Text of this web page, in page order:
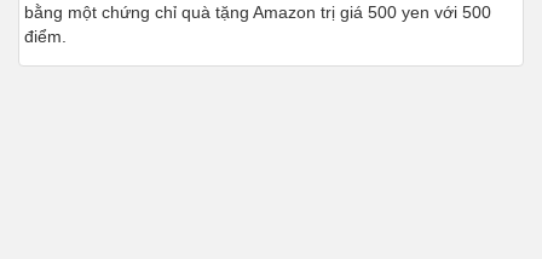
bằng một chứng chỉ quà tặng Amazon trị giá 500 yen với 500
điểm.